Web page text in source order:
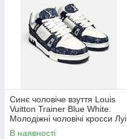
Синє чоловіче взуття Louis
Vuitton Trainer Blue White.
Молодіжні чоловічі кросси Луі
Віттон.
В наявності